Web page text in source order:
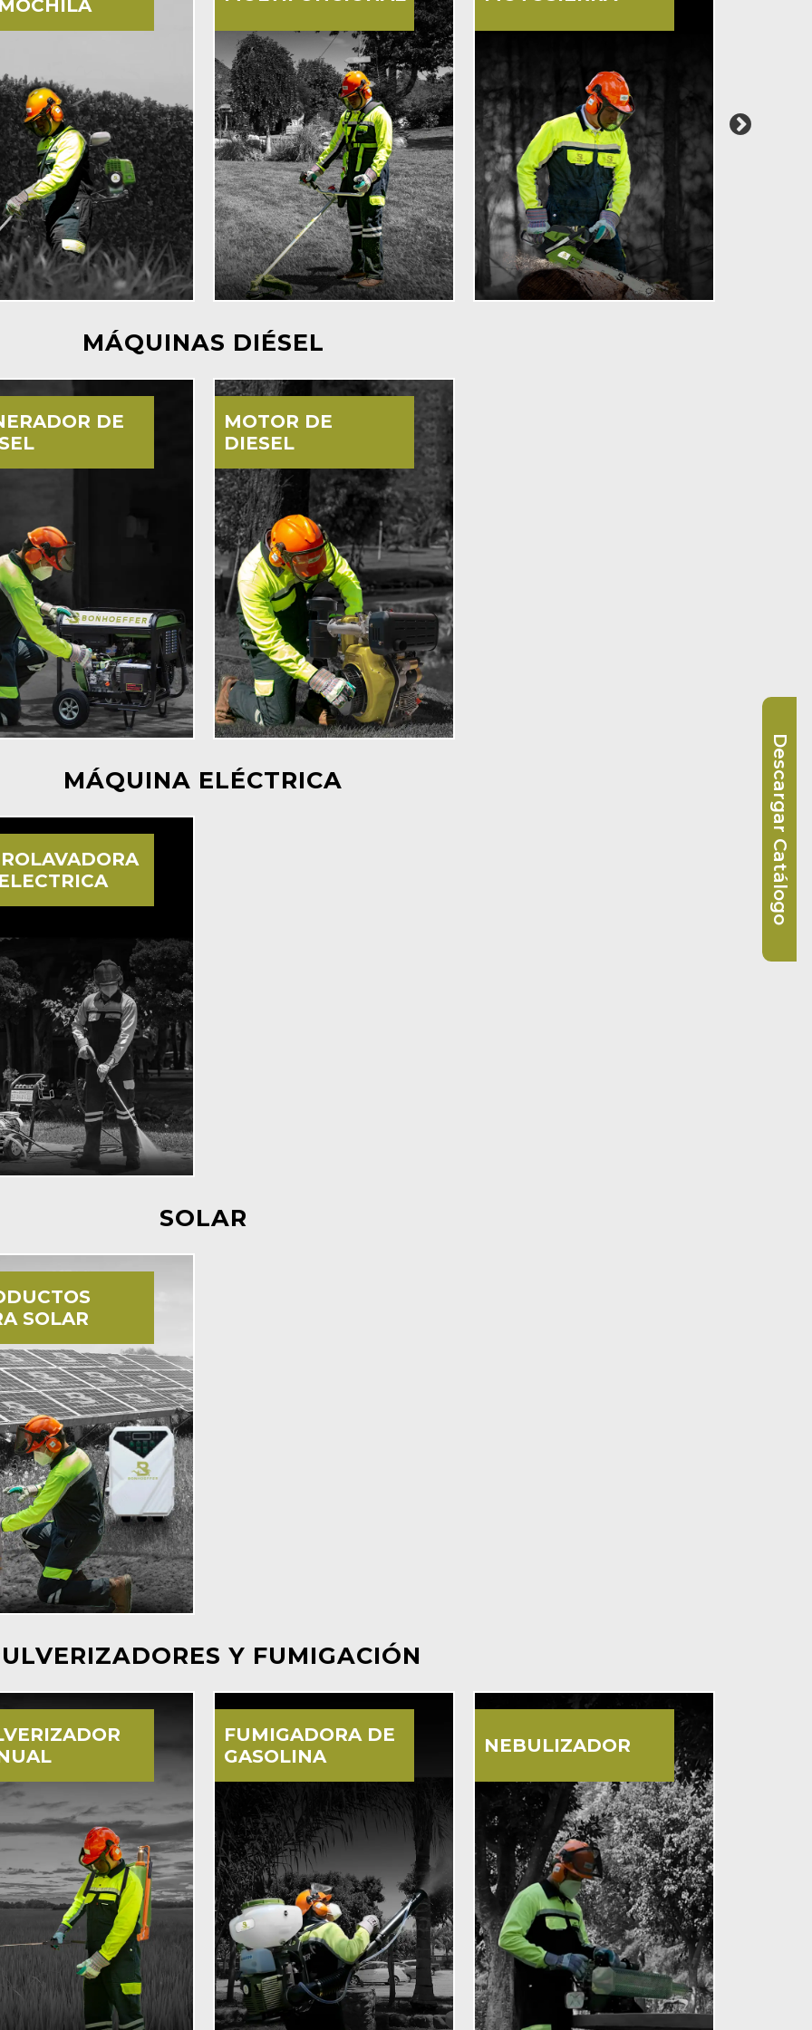
Descargar Catálogo
MÁQUINAS DIÉSEL
DE
MOTOR DE
DIESEL
MÁQUINA ELÉCTRICA
SOLAR
SOLAR
Y FUMIGACIÓN
FUMIGADORA DE
GASOLINA
NEBULIZADOR